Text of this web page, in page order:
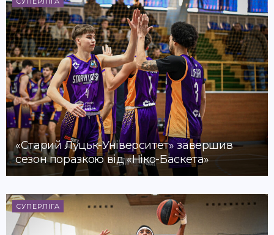
«Старий Луцьк-Університет» завершив
сезон поразкою від «Ніко-Баскета»
СУПЕРЛІГА